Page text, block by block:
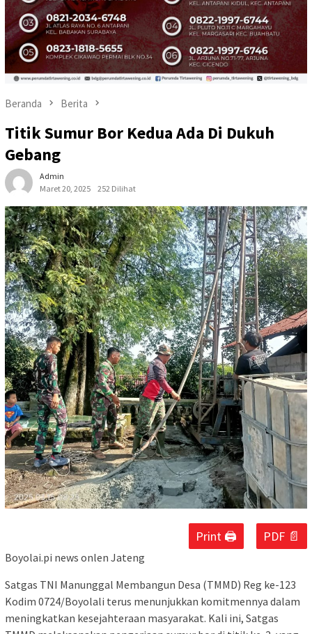
Beranda Berita
Titik Sumur Bor Kedua Ada Di Dukuh
Gebang
Admin
Maret 20, 2025
252 Dilihat
Print 🖨 PDF 📄
Boyolai.pi news onlen Jateng
Satgas TNI Manunggal Membangun Desa (TMMD) Reg ke-123
Kodim 0724/Boyolali terus menunjukkan komitmennya dalam
meningkatkan kesejahteraan masyarakat. Kali ini, Satgas